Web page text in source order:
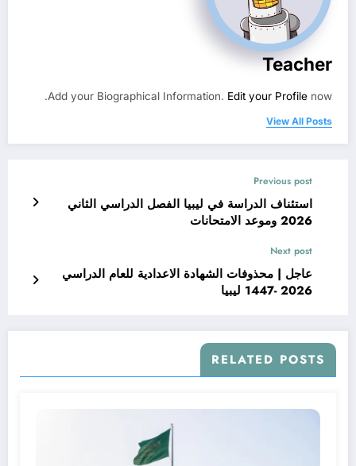
Teacher
Add your Biographical Information. Edit your Profile now.
View All Posts
Previous post
استئناف الدراسة في ليبيا الفصل الدراسي الثاني
2026 وموعد الامتحانات
Next post
عاجل | محذوفات الشهادة الاعدادية للعام الدراسي
2026 -1447 ليبيا
RELATED POSTS